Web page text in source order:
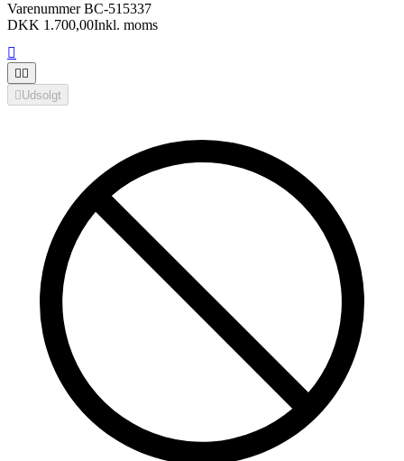
VarenummerBC-515337
DKK 1.700,00Inkl. moms

 
 Udsolgt